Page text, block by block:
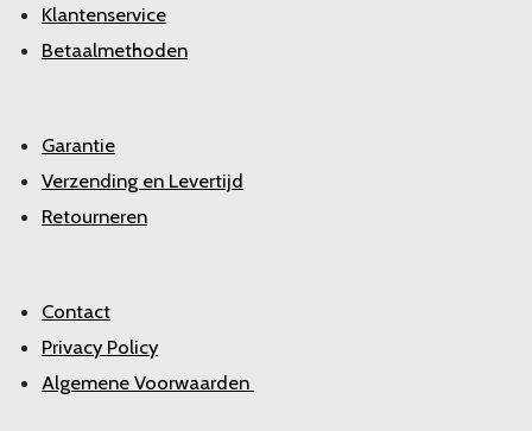
Klantenservice
Betaalmethoden
Garantie
Verzending en Levertijd
Retourneren
Contact
Privacy Policy
Algemene Voorwaarden